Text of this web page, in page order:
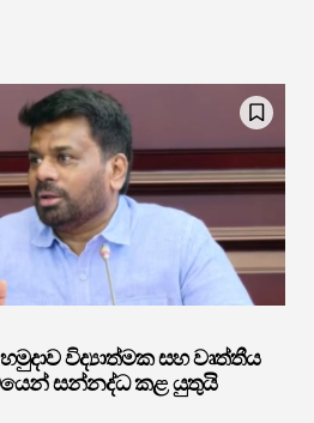
විද්‍යාත්මක සහ වෘත්තීය
සන්නද්ධ කළ යුතුයි